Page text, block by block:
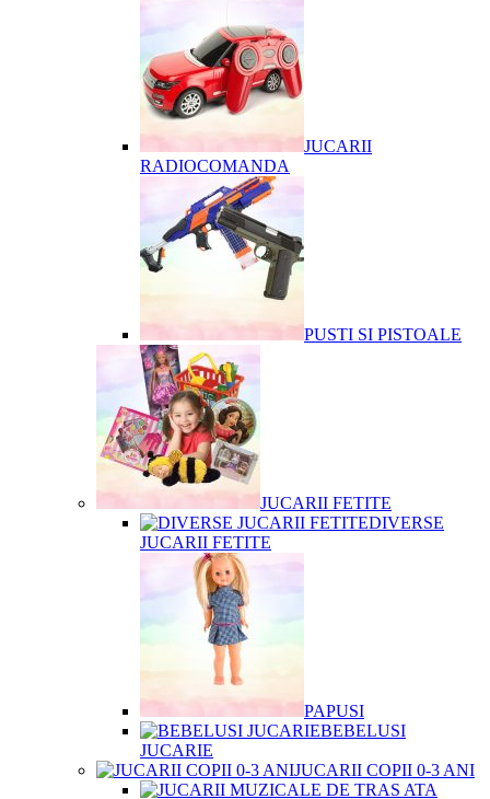
JUCARII
RADIOCOMANDA
PUSTI SI PISTOALE
JUCARII FETITE
DIVERSE
JUCARII FETITE
PAPUSI
BEBELUSI
JUCARIE
JUCARII COPII 0-3 ANI